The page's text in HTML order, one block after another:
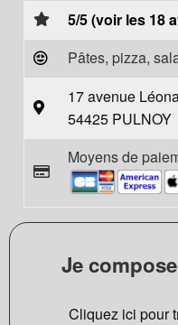
5/5 (voir les 18
Pâtes, pizza,
17 avenue
54425 PULNOY
Moyens de
Je
Cliquez ici pour